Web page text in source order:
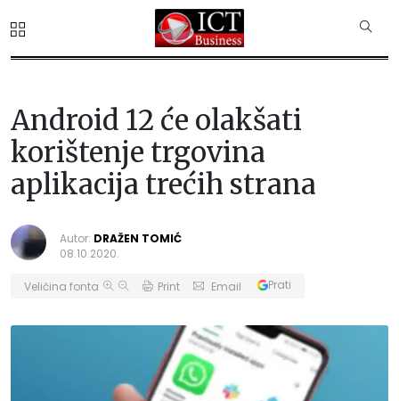
Android 12 će olakšati
korištenje trgovina
aplikacija trećih strana
Autor: DRAŽEN TOMIĆ
08.10.2020.
Veličina fonta Print Email Prati